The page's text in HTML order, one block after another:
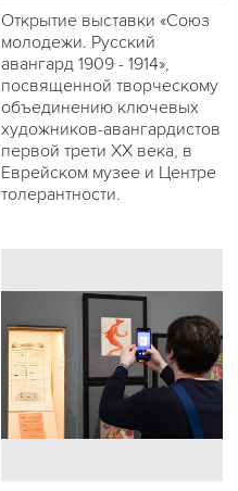
Открытие выставки «Союз
молодежи. Русский
авангард 1909 - 1914»,
посвященной творческому
объединению ключевых
художников-авангардистов
первой трети ХХ века, в
Еврейском музее и Центре
толерантности.